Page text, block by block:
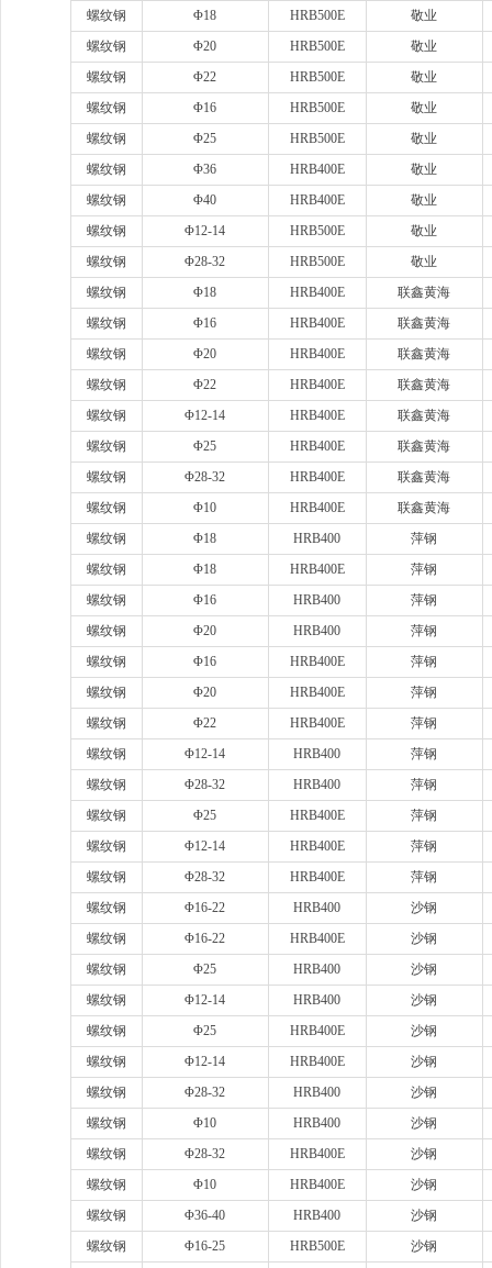
螺纹钢 Φ18 HRB500E
敬业
螺纹钢
Φ20 HRB500E
敬业
螺纹钢
Φ22 HRB500E
敬业
螺纹钢
Φ16 HRB500E
敬业
螺纹钢
Φ25 HRB500E
敬业
螺纹钢
Φ36 HRB400E
敬业
螺纹钢
Φ40 HRB400E
敬业
螺纹钢
Φ12-14 HRB500E
敬业
螺纹钢
Φ28-32 HRB500E
敬业
螺纹钢
Φ18 HRB400E
联鑫黄海
螺纹钢
Φ16 HRB400E
联鑫黄海
螺纹钢
Φ20 HRB400E
联鑫黄海
螺纹钢
Φ22 HRB400E
联鑫黄海
螺纹钢
Φ12-14 HRB400E
联鑫黄海
螺纹钢
Φ25 HRB400E
联鑫黄海
螺纹钢
Φ28-32 HRB400E
联鑫黄海
螺纹钢
Φ10 HRB400E
联鑫黄海
螺纹钢
Φ18 HRB400
萍钢
螺纹钢
Φ18 HRB400E
萍钢
螺纹钢
Φ16 HRB400
萍钢
螺纹钢
Φ20 HRB400
萍钢
螺纹钢
Φ16 HRB400E
萍钢
螺纹钢
Φ20 HRB400E
萍钢
螺纹钢
Φ22 HRB400E
萍钢
螺纹钢
Φ12-14 HRB400
萍钢
螺纹钢
Φ28-32 HRB400
萍钢
螺纹钢
Φ25 HRB400E
萍钢
螺纹钢
Φ12-14 HRB400E
萍钢
螺纹钢
Φ28-32 HRB400E
萍钢
螺纹钢
Φ16-22 HRB400
沙钢
螺纹钢
Φ16-22 HRB400E
沙钢
螺纹钢
Φ25 HRB400
沙钢
螺纹钢
Φ12-14 HRB400
沙钢
螺纹钢
Φ25 HRB400E
沙钢
螺纹钢
Φ12-14 HRB400E
沙钢
螺纹钢
Φ28-32 HRB400
沙钢
螺纹钢
Φ10 HRB400
沙钢
螺纹钢
Φ28-32 HRB400E
沙钢
螺纹钢
Φ10 HRB400E
沙钢
螺纹钢
Φ36-40 HRB400
沙钢
螺纹钢
Φ16-25 HRB500E
沙钢